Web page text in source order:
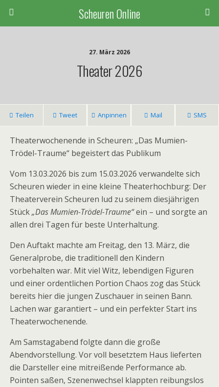
Scheuren Online
27. März 2026
Theater 2026
Teilen Tweet Anpinnen Mail SMS
Theaterwochenende in Scheuren: „Das Mumien-
Trödel-Traume“ begeistert das Publikum
Vom 13.03.2026 bis zum 15.03.2026 verwandelte sich
Scheuren wieder in eine kleine Theaterhochburg: Der
Theaterverein Scheuren lud zu seinem diesjährigen
Stück„Das Mumien-Trödel-Traume“ein – und sorgte an
allen drei Tagen für beste Unterhaltung.
Den Auftakt machte am Freitag, den 13. März, die
Generalprobe, die traditionell den Kindern
vorbehalten war. Mit viel Witz, lebendigen Figuren
und einer ordentlichen Portion Chaos zog das Stück
bereits hier die jungen Zuschauer in seinen Bann.
Lachen war garantiert – und ein perfekter Start ins
Theaterwochenende.
Am Samstagabend folgte dann die große
Abendvorstellung. Vor voll besetztem Haus lieferten
die Darsteller eine mitreißende Performance ab.
Pointen saßen, Szenenwechsel klappten reibungslos